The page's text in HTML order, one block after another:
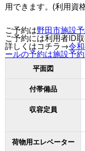
用できます。(利用資
ご予約は野田市施設
ご予約には利用者ID
詳しくはコチラ→令
ールの予約は施設予
平面図
付帯備品
収容定員
荷物用エレベーター